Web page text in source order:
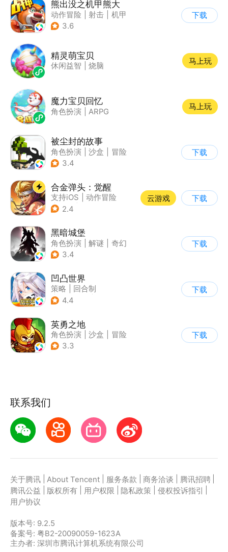
熊出没之机甲熊大
动作冒险 射击
机甲
| 熊出没
3.6
下载
精灵萌宝贝
休闲益智 烧脑
马上玩
魔力宝贝回忆
角色扮演 ARPG
马上玩
被尘封的故事
角色扮演 沙盒
冒险
| 开放世界
3.4
下载
合金弹头：觉醒
支持iOS
动作冒险
| 射击
2.4
云游戏 下载
黑暗城堡
角色扮演 解谜
奇幻
| 暗黑
3.4
下载
凹凸世界
策略
回合制
| 动漫改编
4.4
下载
英勇之地
角色扮演 沙盒
冒险
| steam游戏
3.3
下载
联系我们
关于腾讯 About Tencent 服务条款 商务洽谈 腾讯招聘
腾讯公益
版权所有 用户权限 隐私政策 侵权投诉指引
用户协议
版本号: 9.2.5
备案号: 粤B2-20090059-1623A
主办者: 深圳市腾讯计算机系统有限公司